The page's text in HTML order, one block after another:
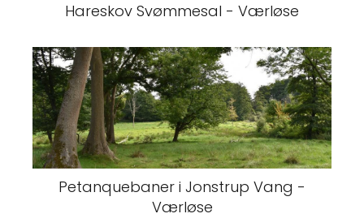
Hareskov Svømmesal - Værløse
Petanquebaner i Jonstrup Vang -
Værløse